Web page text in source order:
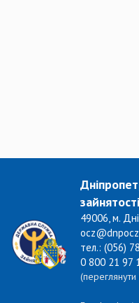
зайнятості
49006, м.
тел.: (056)
0 800 21 97
(переглянути